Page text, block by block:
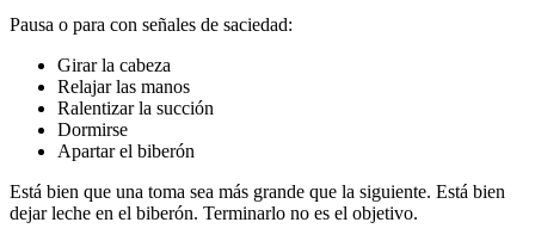
Pausa o para con señales de saciedad:
Girar la cabeza
Relajar las manos
Ralentizar la succión
Dormirse
Apartar el biberón
Está bien que una toma sea más grande que la siguiente. Está bien
dejar leche en el biberón. Terminarlo no es el objetivo.